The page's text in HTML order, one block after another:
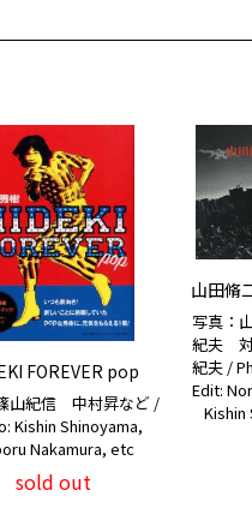
FOREVER pop
山紀信 中村昇など /
Kishin Shinoyama,
Nakamura, etc
sold out
山田脩
写真：
紀夫
紀夫 /
Edit: